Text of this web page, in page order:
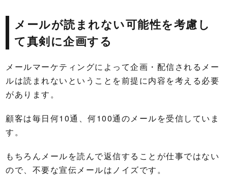
メールが読まれない可能性を考慮し
て真剣に企画する
メールマーケティングによって企画・配信されるメー
ルは読まれないということを前提に内容を考える必要
があります。
顧客は毎日何10通、何100通のメールを受信していま
す。
もちろんメールを読んで返信することが仕事ではない
ので、不要な宣伝メールはノイズです。